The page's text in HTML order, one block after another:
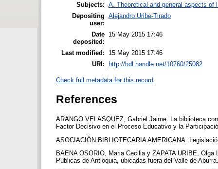
Subjects: A. Theoretical and general aspects of
Depositing
user:
Alejandro Uribe-Tirado
Date
deposited:
15 May 2015 17:46
Last modified:
15 May 2015 17:46
URI:
http://hdl.handle.net/10760/25082
Check full metadata for this record
References
ARANGO VELASQUEZ, Gabriel Jaime. La biblioteca
Factor Decisivo en el Proceso Educativo y la
ASOCIACIÓN BIBLIOTECARIA AMERICANA.
BAENA OSORIO, Maria Cecilia y ZAPATA URIBE,
Públicas de Antioquia, ubicadas fuera del Valle de